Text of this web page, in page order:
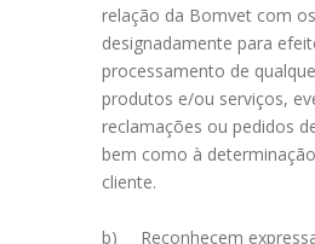
relação da Bomvet com
designadamente para
processamento de
produtos e/ou serviços,
reclamações ou pedidos
bem como à
cliente.
b)
Reconhecem